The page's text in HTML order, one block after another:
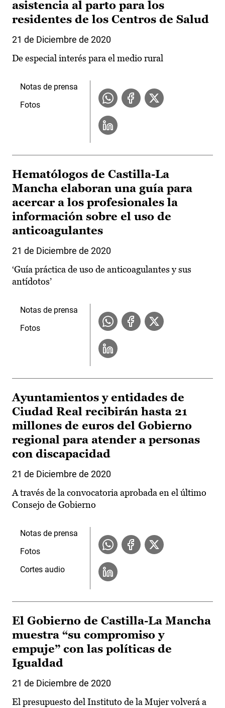
asistencia al parto para los
residentes de los Centros de Salud
21 de Diciembre de 2020
De especial interés para el medio rural
Notas de prensa
Fotos
Hematólogos de Castilla-La
Mancha elaboran una guía para
acercar a los profesionales la
información sobre el uso de
anticoagulantes
21 de Diciembre de 2020
‘Guía práctica de uso de anticoagulantes y sus
antídotos’
Notas de prensa
Fotos
Ayuntamientos y entidades de
Ciudad Real recibirán hasta 21
millones de euros del Gobierno
regional para atender a personas
con discapacidad
21 de Diciembre de 2020
A través de la convocatoria aprobada en el último
Consejo de Gobierno
Notas de prensa
Fotos
Cortes audio
El Gobierno de Castilla-La Mancha
muestra “su compromiso y
empuje” con las políticas de
Igualdad
21 de Diciembre de 2020
El presupuesto del Instituto de la Mujer volverá a